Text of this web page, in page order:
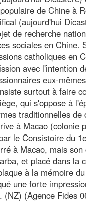
de Chine à
(aujourd'hui
de recherche
sociales en
catholiques en
avec l'intention
eux-
surtout à faire
qui s'oppose à
traditionnelles
à Macao
le Consistoire du
à Macao, mais
et placé dans la
à la mémoire
une forte
(Agence Fides